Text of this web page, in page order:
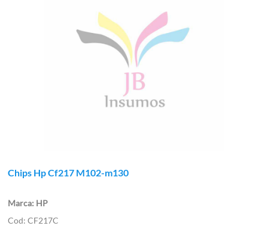
Chips Hp Cf217 M102-m130
HP
CF217C